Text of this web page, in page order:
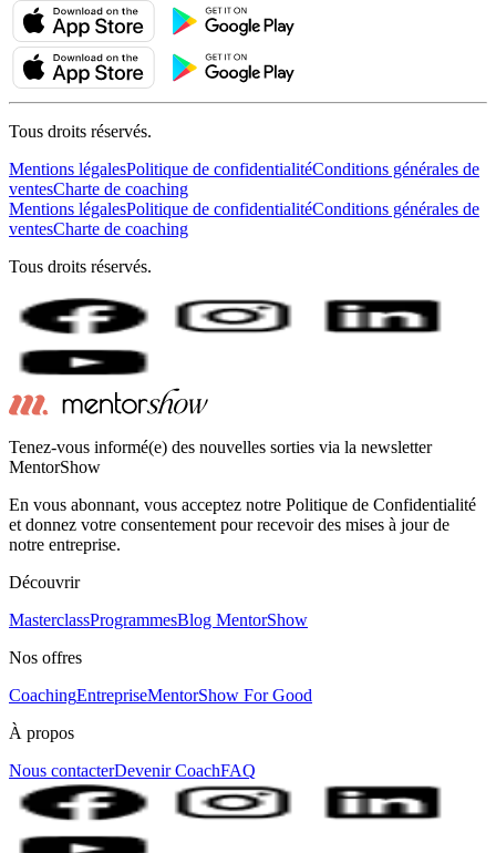
Tous droits réservés.
Mentions légalesPolitique de confidentialitéConditions générales de
ventesCharte de coaching
Mentions légalesPolitique de confidentialitéConditions générales de
ventesCharte de coaching
Tous droits réservés.
Tenez-vous informé(e) des nouvelles sorties via la newsletter
MentorShow
En vous abonnant, vous acceptez notre Politique de Confidentialité
et donnez votre consentement pour recevoir des mises à jour de
notre entreprise.
Découvrir
MasterclassProgrammesBlog MentorShow
Nos offres
CoachingEntrepriseMentorShow For Good
À propos
Nous contacterDevenir CoachFAQ